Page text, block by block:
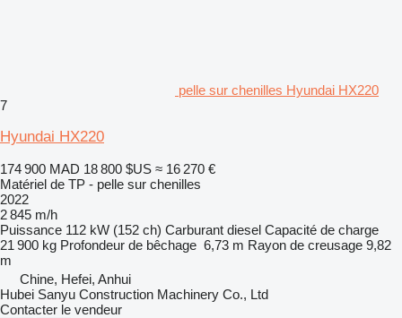
pelle sur chenilles Hyundai HX220
7
Hyundai HX220
174 900 MAD 18 800 $US ≈ 16 270 €
Matériel de TP - pelle sur chenilles
2022
2 845 m/h
Puissance 112 kW (152 ch) Carburant diesel Capacité de charge
21 900 kg Profondeur de bêchage 6,73 m Rayon de creusage 9,82
m
Chine, Hefei, Anhui
Hubei Sanyu Construction Machinery Co., Ltd
Contacter le vendeur